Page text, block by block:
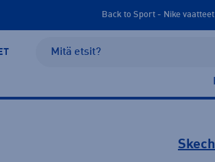
Back to Sport - Nike